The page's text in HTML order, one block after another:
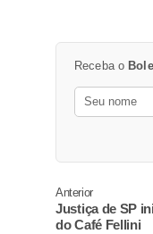
Receba o
Anterior
Justiça de SP
do Café Fellini